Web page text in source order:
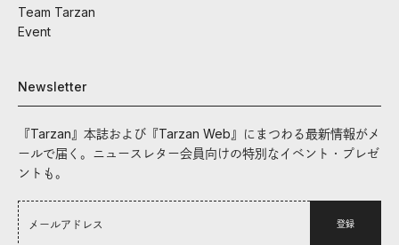
Team Tarzan
Event
Newsletter
『Tarzan』本誌および『Tarzan Web』にまつわる最新情報がメ
ールで届く。ニュースレター会員向けの特別なイベント・プレゼ
ントも。
登録